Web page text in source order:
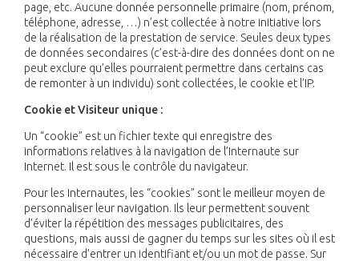
page, etc. Aucune donnée personnelle primaire (nom, prénom,
téléphone, adresse, …) n’est collectée à notre initiative lors
de la réalisation de la prestation de service. Seules deux types
de données secondaires (c’est-à-dire des données dont on ne
peut exclure qu’elles pourraient permettre dans certains cas
de remonter à un individu) sont collectées, le cookie et l’IP.
Cookie et Visiteur unique :
Un “cookie” est un fichier texte qui enregistre des
informations relatives à la navigation de l’Internaute sur
Internet. Il est sous le contrôle du navigateur.
Pour les Internautes, les “cookies” sont le meilleur moyen de
personnaliser leur navigation. Ils leur permettent souvent
d’éviter la répétition des messages publicitaires, des
questions, mais aussi de gagner du temps sur les sites où il est
nécessaire d’entrer un identifiant et/ou un mot de passe. Sur